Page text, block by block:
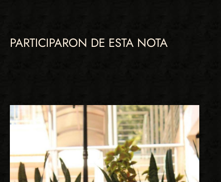
PARTICIPARON DE ESTA NOTA